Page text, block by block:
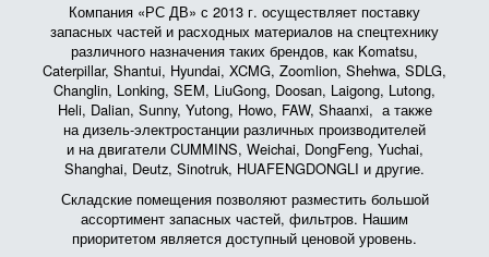
Компания «РС ДВ» с 2013 г. осуществляет поставку
запасных частей и расходных материалов на спецтехнику
различного назначения таких брендов, как Komatsu,
Caterpillar, Shantui, Hyundai, XCMG, Zoomlion, Shehwa, SDLG,
Changlin, Lonking, SEM, LiuGong, Doosan, Laigong, Lutong,
Heli, Dalian, Sunny, Yutong, Howo, FAW, Shaanxi, а также
на дизель-электростанции различных производителей
и на двигатели CUMMINS, Weichai, DongFeng, Yuchai,
Shanghai, Deutz, Sinotruk, HUAFENGDONGLI и другие.
Складские помещения позволяют разместить большой
ассортимент запасных частей, фильтров. Нашим
приоритетом является доступный ценовой уровень.